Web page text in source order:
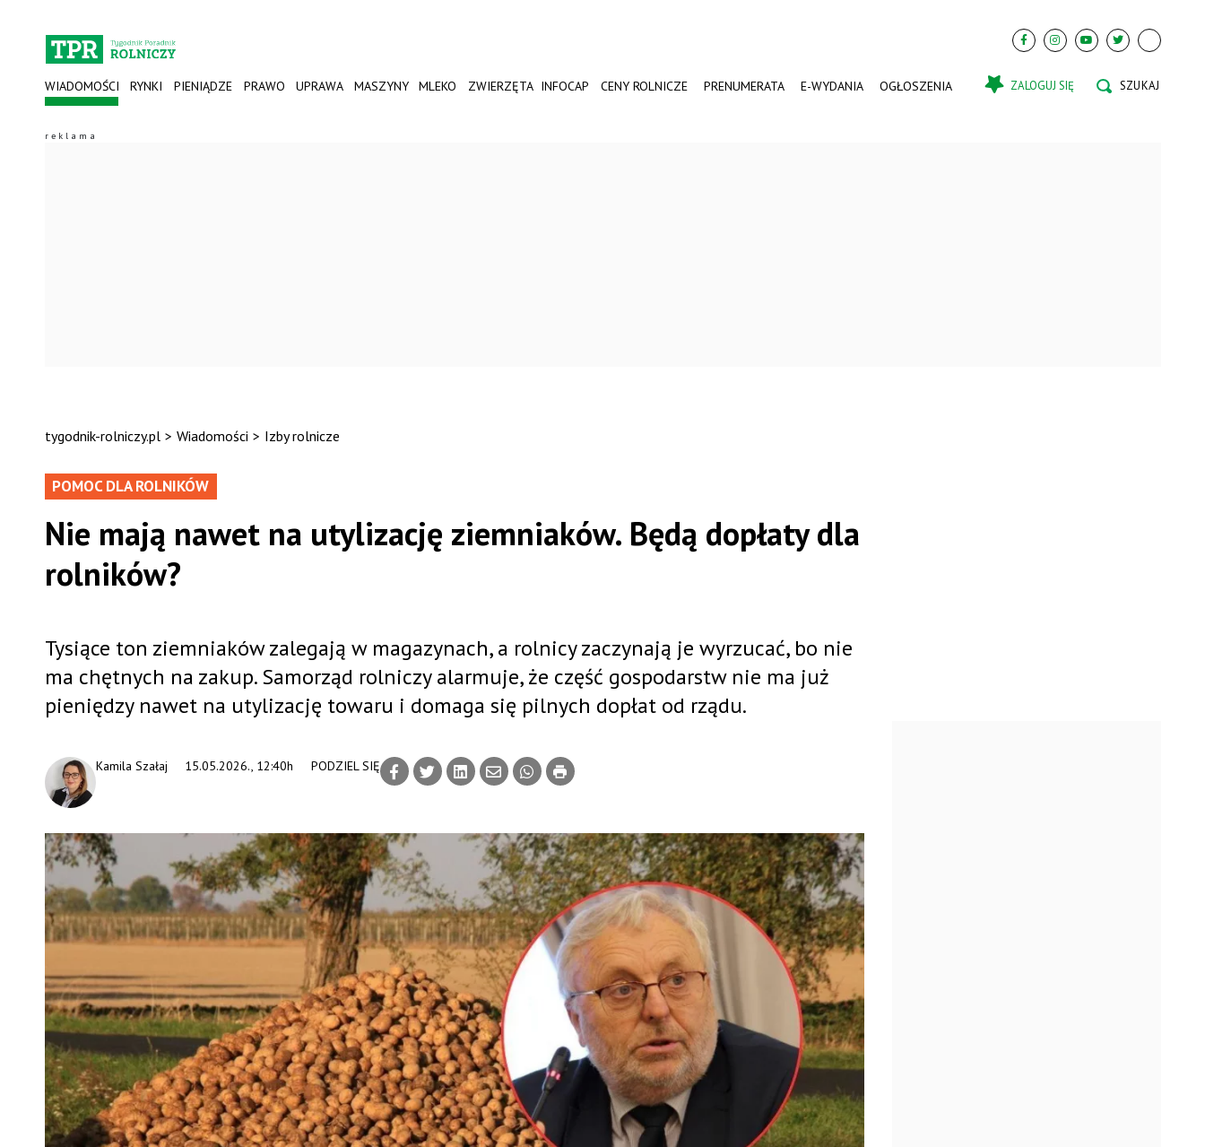
WIADOMOŚCI RYNKI PIENIĄDZE PRAWO UPRAWA MASZYNY MLEKO ZWIERZĘTA INFOCAP CENY ROLNICZE PRENUMERATA E-WYDANIA OGŁOSZENIA ZALOGUJ SIĘ
tygodnik-rolniczy.pl > Wiadomości > Izby rolnicze
POMOC DLA ROLNIKÓW
Nie mają nawet na utylizację ziemniaków. Będą dopłaty dla
rolników?
15.05.2026., 12:40h
Kamila Szałaj PODZIEL SIĘ
Tysiące ton ziemniaków zalegają w magazynach, a rolnicy zaczynają je wyrzucać, bo nie
ma chętnych na zakup. Samorząd rolniczy alarmuje, że część gospodarstw nie ma już
pieniędzy nawet na utylizację towaru i domaga się pilnych dopłat od rządu.